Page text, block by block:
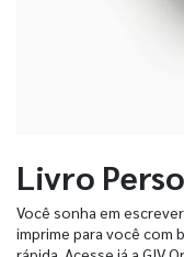
Livro
Você sonha em
imprime para você com